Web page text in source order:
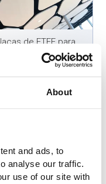
About
and ads, to
analyse our traffic.
use of our site with
de ETFE para
techos acústicos
de techo tensado
Hart van Zuid